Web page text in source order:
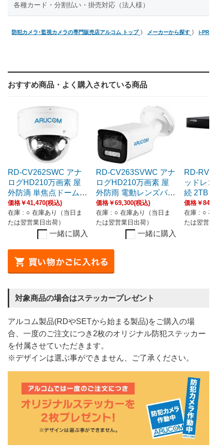
各種カード・分割払い・掛売対応（法人様）
防犯カメラ･監視カメラの専門販売店アルコム トップ メーカーから探す i-PRO
おすすめ商品・よく購入されている商品
RD-CV262SWC アナ
ログHD210万画素 屋
外防滴 単焦点ドームカ
メラ
価格￥41,470(税込)
在庫 : ○ 在庫あり（当日ま
たは翌営業日出荷）
一緒に購入
RD-CV263SVWC アナ
ログHD210万画素 屋
外防雨 電動レンズバレ
ットカメラ
価格￥69,300(税込)
在庫 : ○ 在庫あり（当日ま
たは翌営業日出荷）
一緒に購入
RD-
ッドレ
続 2TB
価格￥
在庫 : ○ 在
たは翌営
対象商品の場合はステッカープレゼント
アルコム製品(RDやSETから始まる製品)をご購入の場
合、一度のご注文につき2枚のオリジナル防犯ステッカー
を付属させていただきます。
※デザインは選ぶ事ができません、ご了承ください。